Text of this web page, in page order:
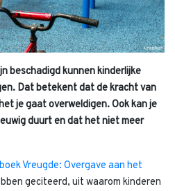
beschadigd kunnen kinderlijke
Dat betekent dat de kracht van
je gaat overweldigen. Ook kan je
duurt en dat het niet meer
boek Vreugde: Overgave aan het
geciteerd, uit waarom kinderen